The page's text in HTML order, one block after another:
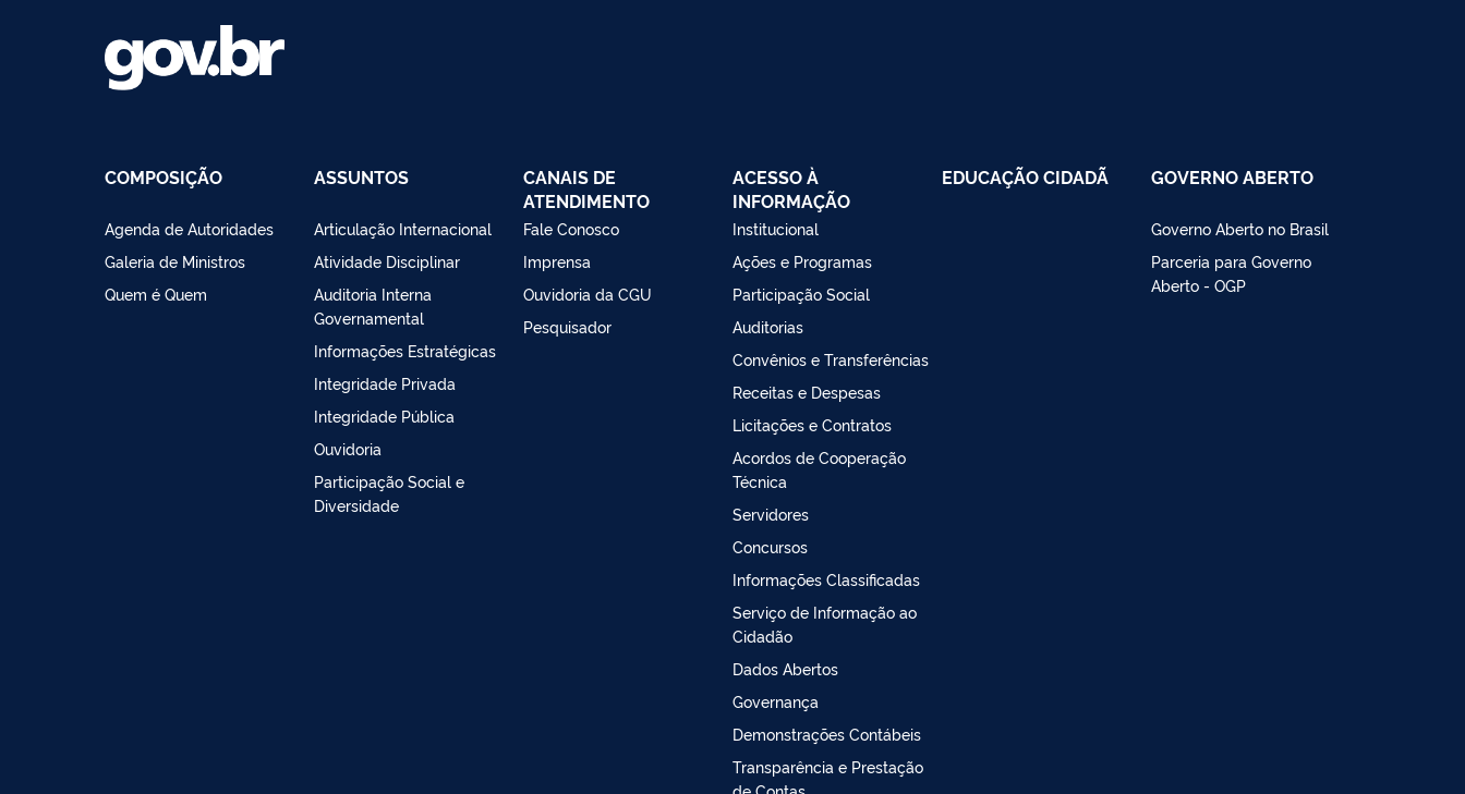
COMPOSIÇÃO
Agenda de Autoridades
Galeria de Ministros
Quem é Quem
ASSUNTOS
Articulação Internacional
Atividade Disciplinar
Auditoria Interna
Governamental
Informações Estratégicas
Integridade Privada
Integridade Pública
Ouvidoria
Participação Social e
Diversidade
CANAIS DE
ATENDIMENTO
Fale Conosco
Imprensa
Ouvidoria da CGU
Pesquisador
ACESSO À
INFORMAÇÃO
Institucional
Ações e Programas
Participação Social
Auditorias
Convênios e Transferências
Receitas e Despesas
Licitações e Contratos
Acordos de Cooperação
Técnica
Servidores
Concursos
Informações Classificadas
Serviço de Informação ao
Cidadão
Dados Abertos
Governança
Demonstrações Contábeis
Transparência e Prestação
EDUCAÇÃO CIDADÃ GOVERNO ABERTO
Governo Aberto no Brasil
Parceria para Governo
Aberto - OGP